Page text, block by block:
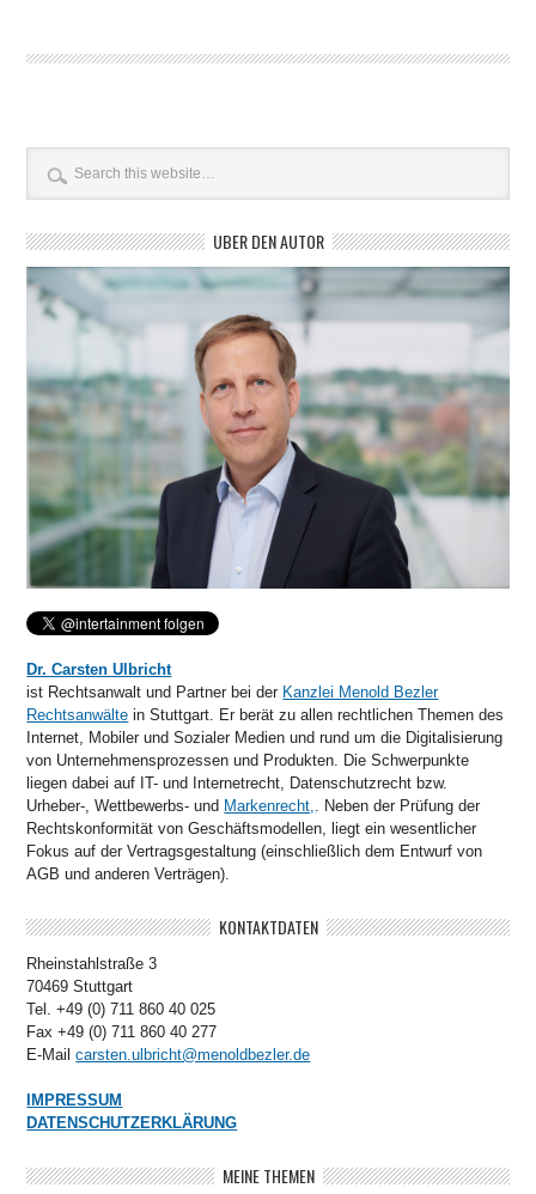
ÜBER DEN AUTOR
Dr. Carsten Ulbricht
ist Rechtsanwalt und Partner bei der Kanzlei Menold Bezler
Rechtsanwälte in Stuttgart. Er berät zu allen rechtlichen Themen des
Internet, Mobiler und Sozialer Medien und rund um die Digitalisierung
von Unternehmensprozessen und Produkten. Die Schwerpunkte
liegen dabei auf IT- und Internetrecht, Datenschutzrecht bzw.
Urheber-, Wettbewerbs- und Markenrecht,
. Neben der Prüfung der
Rechtskonformität von Geschäftsmodellen, liegt ein wesentlicher
Fokus auf der Vertragsgestaltung (einschließlich dem Entwurf von
AGB und anderen Verträgen).
KONTAKTDATEN
Rheinstahlstraße 3
70469 Stuttgart
Tel. +49 (0) 711 860 40 025
Fax +49 (0) 711 860 40 277
E-Mailcarsten.ulbricht@menoldbezler.de
IMPRESSUM
DATENSCHUTZERKLÄRUNG
MEINE THEMEN